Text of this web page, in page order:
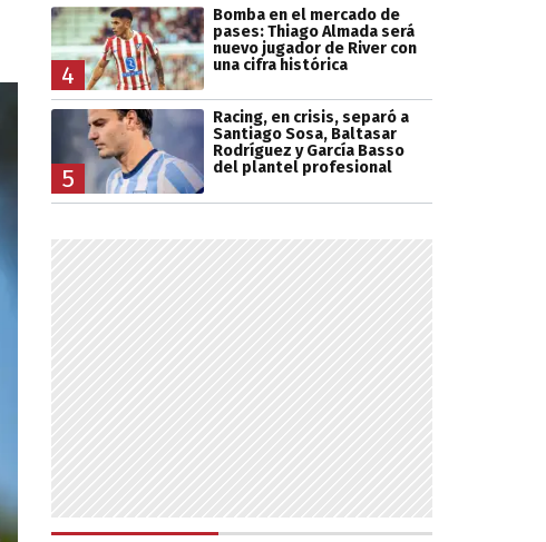
4
Bomba en el mercado de
pases: Thiago Almada será
nuevo jugador de River con
una cifra histórica
5
Racing, en crisis, separó a
Santiago Sosa, Baltasar
Rodríguez y García Basso
del plantel profesional